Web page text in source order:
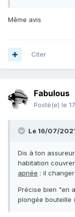
Même avis
Citer
Fabulous
Posté(e) le
Le 16/07/
Dis à ton
habitation
apnée : il
Précise bien "en
plongée bouteille